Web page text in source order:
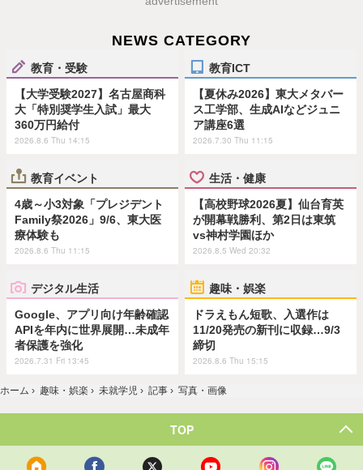
NEWS CATEGORY
教育・受験
【大学受験2027】名古屋商科
大「特別奨学生入試」最大
360万円給付
2026.8.6 Thu 14:15
教育ICT
【夏休み2026】東大メタバー
ス工学部、生成AIなどジュニ
ア講座6選
2026.7.30 Thu 11:15
教育イベント
4歳～小3対象「プレジデント
Family祭2026」9/6、東大医
療体験も
2026.8.6 Thu 11:15
生活・健康
【高校野球2026夏】仙台育英
が開幕戦勝利、第2日は東筑
vs神村学園ほか
2026.8.5 Wed 20:32
デジタル生活
Google、アプリ向け年齢確認
APIを年内に世界展開…未成年
者保護を強化
2026.7.31 Fri 13:45
趣味・娯楽
ドラえもん短歌、入選作は
11/20発売の新刊に収録…9/3
締切
2026.8.6 Thu 15:15
ホーム › 趣味・娯楽 › 未就学児 › 記事 › 写真・画像
TOP